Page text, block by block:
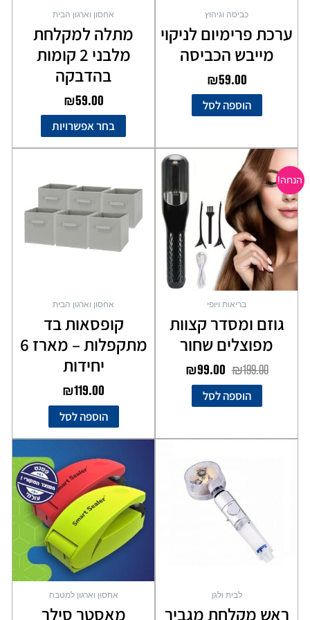
כביסה וגיהוץ
ערכת פרימיום לניקוי
מייבש הכביסה
₪59.00
הוספה לסל
אחסון וארגון הבית
מתלה למקלחת
מלבני 2 קומות
בהדבקה
₪59.00
בחר אפשרויות
הנחה!
בריאות ויופי
גוזם ומסדר קצוות
מפוצלים שחור
₪199.00
היה:
₪199.00.
₪99.00
המחיר
הוא:
₪99.00.
הוספה לסל
אחסון וארגון הבית
קופסאות בד
מתקפלות – מארז 6
יחידות
₪119.00
הוספה לסל
לבית ולגן
ראש מקלחת מגביר
אחסון וארגון למטבח
מאסטר סילר
זה
יש
מספר
סוגים.
ניתן
לבחור
את
בעמוד